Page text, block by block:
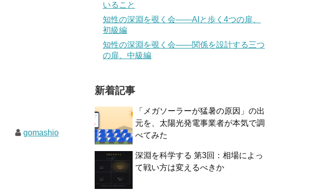
gomashio
いること
知性の深淵を覗く会——AIと歩く4つの扉、
初級編
知性の深淵を覗く会——関係を設計する三つ
の扉、中級編
新着記事
「メガソーラーが猛暑の原因」の出
元を、太陽光発電事業者が本気で調
べてみた
深淵を科学する 第3回：相場によっ
て戦い方は変えるべきか